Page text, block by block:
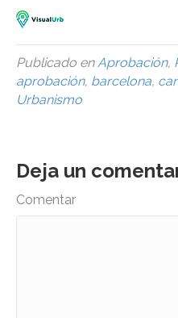
Publicado enAprobación,
aprobación, barcelona,
Urbanismo
Deja un
Comentar